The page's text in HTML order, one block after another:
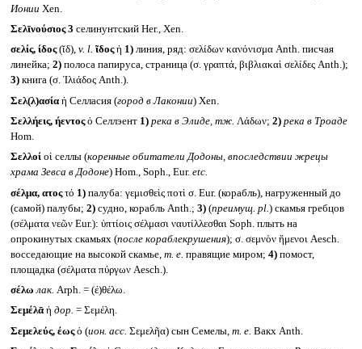
Ионии Xen.
Σελῑνούσιος 3 селинунтский Her., Xen.
σελίς, ίδος(ῐδ), v. l. ῖδοςἡ 1)линия, ряд: σελίδων κανόνισμα Anth. писчая
линейка; 2)полоса папируса, страница (σ. γραπτά, βιβλιακαὶ σελίδες Anth.);
3)книга (σ. Ἰλιάδος Anth.).
Σελ(λ)ασία ἡ Селласия (город в Лаконии) Xen.
Σελλήεις, ήεντοςὁ Селлэент 1) река в Элиде, тж. Λάδων; 2) река в Троаде
Hom.
Σελλοί οἱ селлы (коренные обитатели Додоны, впоследствии жрецы
храма Зевса в Додоне) Hom., Soph., Eur. etc.
σέλμα, ατοςτό 1)палуба: γεμισθεὶς ποτὶ σ. Eur. (корабль), нагруженный до
(самой) палубы; 2)судно, корабль Anth.; 3)(преимущ. pl. ) скамья гребцов
(σέλματα νεῶν Eur.): ὑπτίοις σέλμασι ναυτίλλεσθαι Soph. плыть на
опрокинутых скамьях (после кораблекрушения); σ. σεμνὸν ἥμενοι Aesch.
восседающие на высокой скамье, т. е. правящие миром; 4)помост,
площадка (σέλματα πύργων Aesch.).
σέλω лак. Arph. = (ἐ)θέλω.
Σεμέλᾱ ἡ дор. = Σεμέλη.
Σεμελεύς, έωςὁ (ион. acc. Σεμελῆα) сын Семелы, т. е. Вакх Anth.